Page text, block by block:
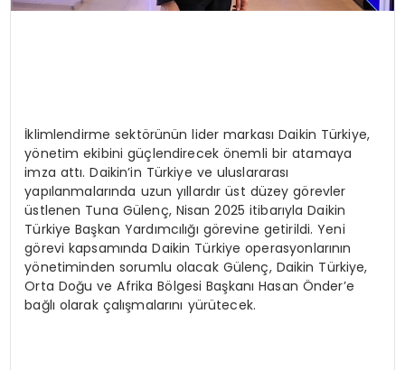
İklimlendirme sektörünün lider markası Daikin Türkiye,
yönetim ekibini güçlendirecek önemli bir atamaya
imza attı. Daikin’in Türkiye ve uluslararası
yapılanmalarında uzun yıllardır üst düzey görevler
üstlenen Tuna Gülenç, Nisan 2025 itibarıyla Daikin
Türkiye Başkan Yardımcılığı görevine getirildi. Yeni
görevi kapsamında Daikin Türkiye operasyonlarının
yönetiminden sorumlu olacak Gülenç, Daikin Türkiye,
Orta Doğu ve Afrika Bölgesi Başkanı Hasan Önder’e
bağlı olarak çalışmalarını yürütecek.